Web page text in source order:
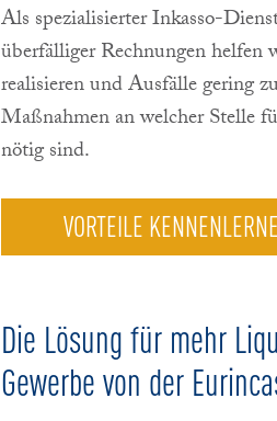
Als spezialisierter Inkasso-
überfälliger Rechnungen helfen
realisieren und Ausfälle gering
Maßnahmen an welcher Stelle
nötig sind.
VORTEILE
Die Lösung für mehr
Gewerbevon der